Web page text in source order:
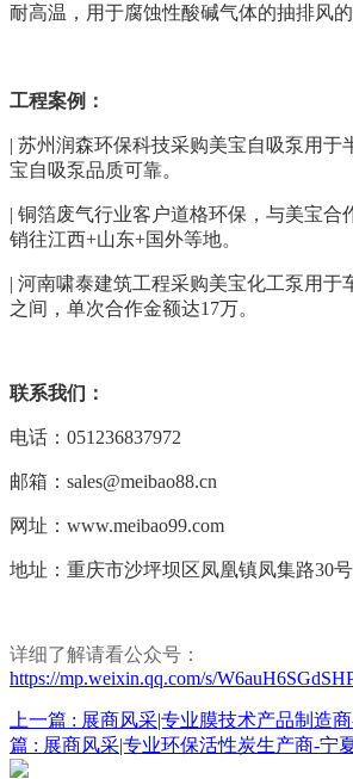
耐高温，用于腐蚀性酸碱气体的抽排风的
工程案例：
| 苏州润森环保科技采购美宝自吸泵用于
宝自吸泵品质可靠。
| 铜箔废气行业客户道格环保，与美宝合
销往江西+山东+国外等地。
| 河南啸泰建筑工程采购美宝化工泵用于
之间，单次合作金额达17万。
联系我们：
电话：051236837972
邮箱：sales@meibao88.cn
网址：www.meibao99.com
地址：重庆市沙坪坝区凤凰镇凤集路30
详细了解请看公众号：
https://mp.weixin.qq.com/s/
上一篇 : 展商风采|专业膜技术产品制造
篇 : 展商风采|专业环保活性炭生产商-宁